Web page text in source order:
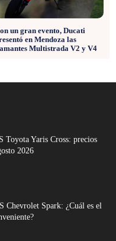
un gran evento, Ducati
en Mendoza las
Multistrada V2 y V4
Toyota Yaris Cross: precios
2026
Chevrolet Spark: ¿Cuál es el